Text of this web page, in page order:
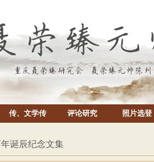
传、文学传 评论研究 照片选登
诞辰纪念文集